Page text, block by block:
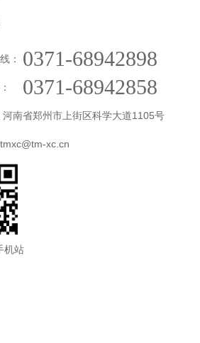
： 0371-68942898
0371-68942858
河南省郑州市上街区科学大道1105号
xc.cn
机站